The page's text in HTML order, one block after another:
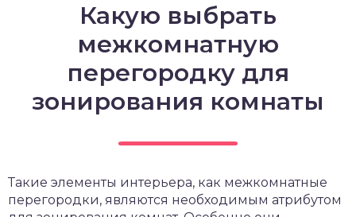
Какую выбрать
межкомнатную
перегородку для
зонирования комнаты
Такие элементы интерьера, как межкомнатные
перегородки, являются необходимым атрибутом